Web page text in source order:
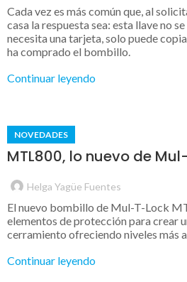
Cada vez es más común que, al
casa la respuesta sea: esta llave no
necesita una tarjeta, solo puede
ha comprado el bombillo.
Continuar leyendo
NOVEDADES
MTL800, lo nuevo de
Helga Yagüe Fuentes
El nuevo bombillo de Mul-T-Lock
elementos de protección para crear
cerramiento ofreciendo niveles más
Continuar leyendo